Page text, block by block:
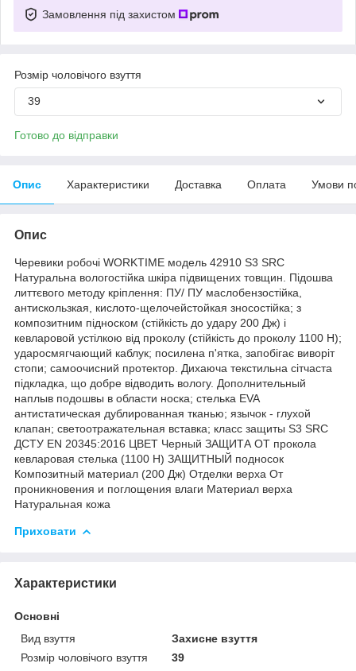
Замовлення під захистом
Розмір чоловічого взуття
39
Готово до відправки
Опис Характеристики Доставка Оплата Умови
Опис
Черевики робочі WORKTIME модель 42910 S3 SRC
Натуральна вологостійка шкіра підвищених товщин. Підошва
литтєвого методу кріплення: ПУ/ ПУ маслобензостійка,
антискользкая, кислото-щелочейстойкая зносостійка; з
композитним підноском (стійкість до удару 200 Дж) і
кевларовой устілкою від проколу (стійкість до проколу 1100 Н);
ударосмягчающий каблук; посилена п'ятка, запобігає виворіт
стопи; самоочисний протектор. Дихаюча текстильна сітчаста
підкладка, що добре відводить вологу. Дополнительный
наплыв подошвы в области носка; стелька EVA
антистатическая дублированная тканью; язычок - глухой
клапан; светоотражательная вставка; класс защиты S3 SRC
ДСТУ EN 20345:2016 ЦВЕТ Черный ЗАЩИТА ОТ прокола
кевларовая стелька (1100 Н) ЗАЩИТНЫЙ подносок
Композитный материал (200 Дж) Отделки верха От
проникновения и поглощения влаги Материал верха
Натуральная кожа
Приховати
Характеристики
Основні
Вид взуття
Захисне взуття
Розмір чоловічого взуття
39